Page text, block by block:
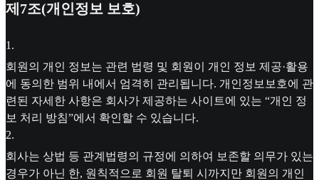
제7조(개인정보 보호)
1 .
회원의 개인 정보는 관련 법령 및 회원이 개인 정보 제공·활용
에 동의한 범위 내에서 엄격히 관리됩니다. 개인정보보호에 관
련된 자세한 사항은 회사가 제공하는 사이트에 있는 “개인 정
보 처리 방침”에서 확인할 수 있습니다.
2.
회사는 상법 등 관계법령의 규정에 의하여 보존할 의무가 있는
경우가 아닌 한, 원칙적으로 회원 탈퇴 시까지만 회원의 개인